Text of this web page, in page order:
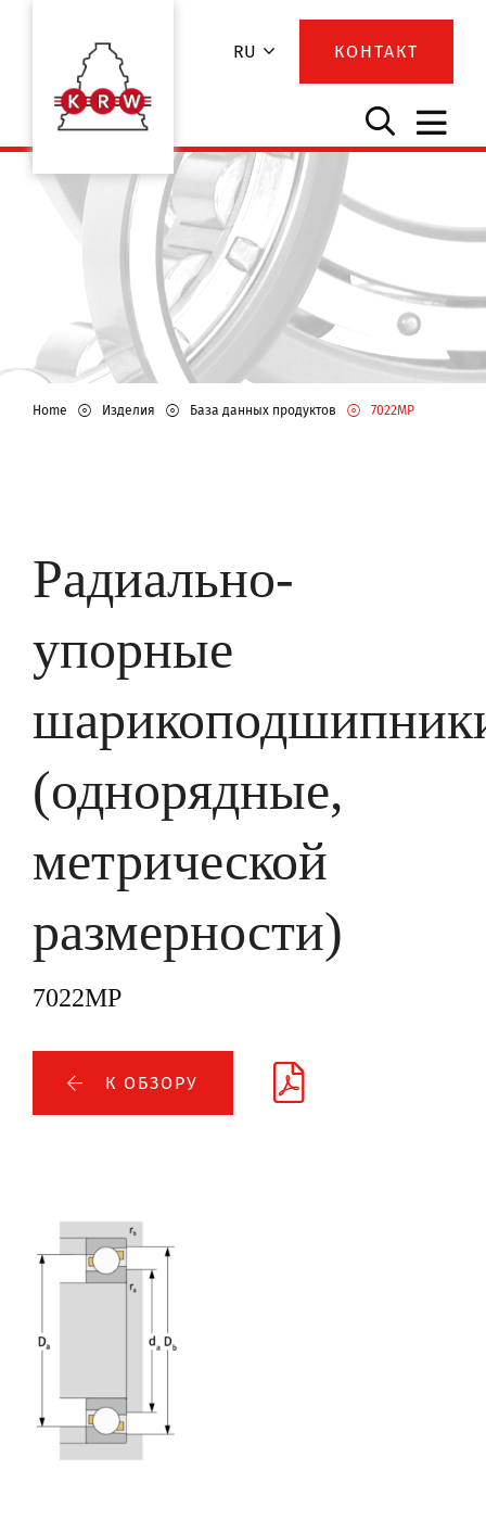
RU КОНТАКТ
Home Изделия База данных продуктов 7022MP
Радиально-
упорные
(однорядные,
метрической
размерности)
7022MP
К ОБЗОРУ